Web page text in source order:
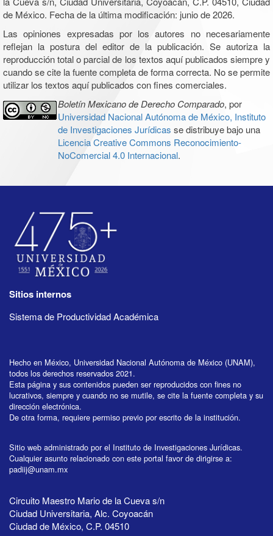
de México. Fecha de la última modificación: junio de 2026.
Las opiniones expresadas por los autores no necesariamente
reflejan la postura del editor de la publicación. Se autoriza la
reproducción total o parcial de los textos aquí publicados siempre y
cuando se cite la fuente completa de forma correcta. No se permite
utilizar los textos aquí publicados con fines comerciales.
Boletín Mexicano de Derecho Comparado, por
Universidad Nacional Autónoma de México, Instituto
de Investigaciones Jurídicas se distribuye bajo una
Licencia Creative Commons Reconocimiento-
NoComercial 4.0 Internacional.
Sitios internos
Sistema de Productividad Académica
Hecho en México, Universidad Nacional Autónoma de México (UNAM),
todos los derechos reservados 2021.
Esta página y sus contenidos pueden ser reproducidos con fines no
lucrativos, siempre y cuando no se mutile, se cite la fuente completa y su
dirección electrónica.
De otra forma, requiere permiso previo por escrito de la institución.
Sitio web administrado por el Instituto de Investigaciones Jurídicas.
Cualquier asunto relacionado con este portal favor de dirigirse a:
padiij@unam.mx
Circuito Maestro Mario de la Cueva s/n
Ciudad Universitaria, Alc. Coyoacán
Ciudad de México, C.P. 04510